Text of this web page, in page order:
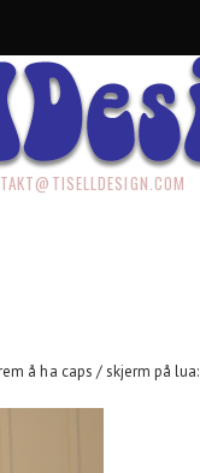
å ha caps / skjerm på lua: